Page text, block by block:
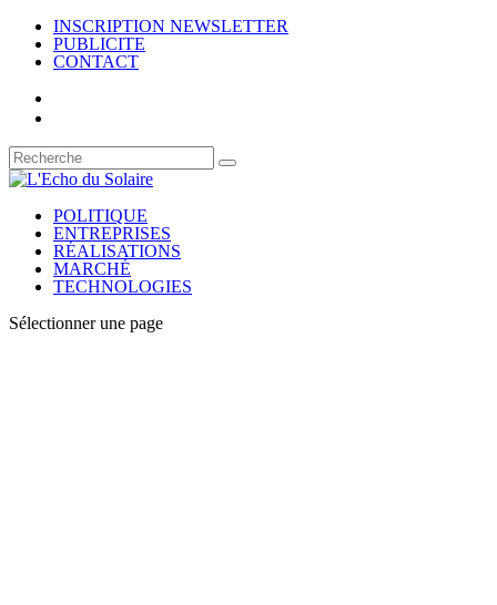
INSCRIPTION NEWSLETTER
PUBLICITE
CONTACT
POLITIQUE
ENTREPRISES
RÉALISATIONS
MARCHÉ
TECHNOLOGIES
Sélectionner une page